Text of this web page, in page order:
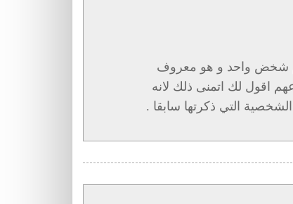
شخض واحد و هو معروف
اقول لك اتمنى ذلك لانه
التي ذكرتها سابقا .